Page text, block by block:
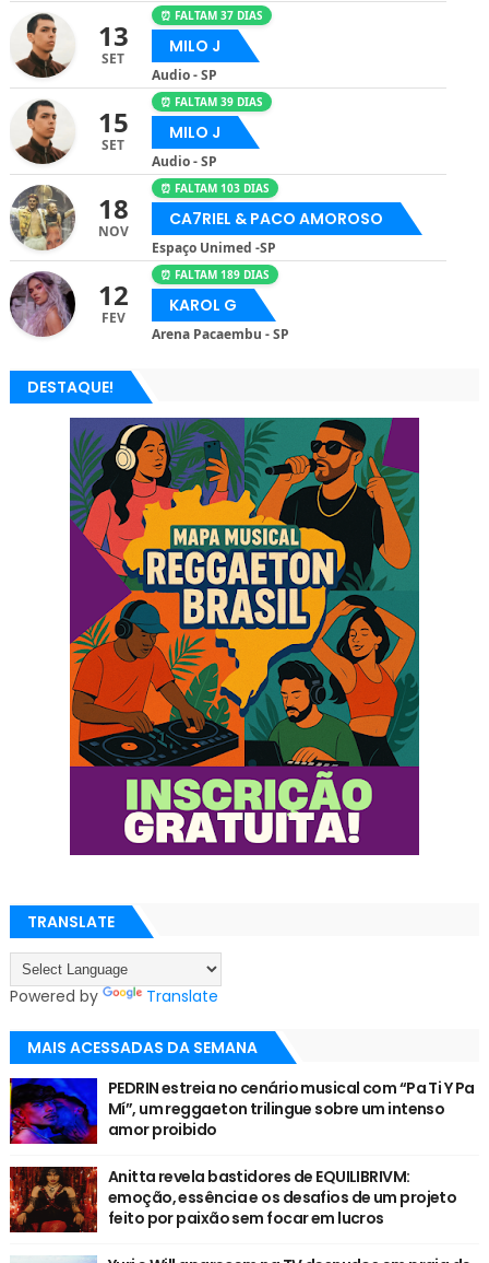
13
SET
⏰ FALTAM 37 DIAS
MILO J
Audio - SP
15
SET
⏰ FALTAM 39 DIAS
MILO J
Audio - SP
18
NOV
⏰ FALTAM 103 DIAS
CA7RIEL & PACO AMOROSO
Espaço Unimed -SP
12
FEV
⏰ FALTAM 189 DIAS
KAROL G
Arena Pacaembu - SP
DESTAQUE!
TRANSLATE
Powered by Translate
MAIS ACESSADAS DA SEMANA
PEDRIN estreia no cenário musical com “Pa Ti Y Pa
Mí”, um reggaeton trilingue sobre um intenso
amor proibido
Anitta revela bastidores de EQUILIBRIVM:
emoção, essência e os desafios de um projeto
feito por paixão sem focar em lucros